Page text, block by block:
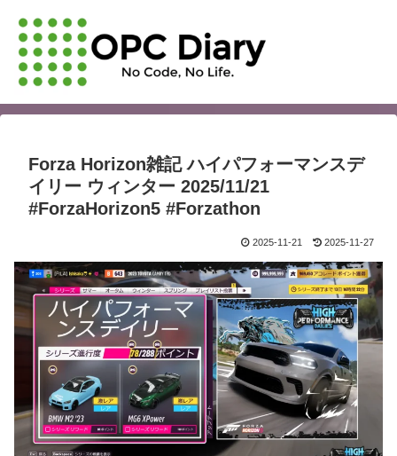
Forza Horizon雑記 ハイパフォーマンスデ
イリー ウィンター 2025/11/21
#ForzaHorizon5 #Forzathon
2025-11-21 2025-11-27